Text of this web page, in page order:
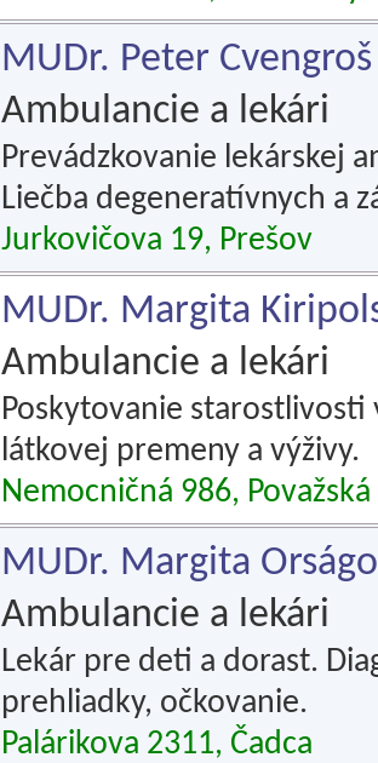
MUDr. Peter Cvengroš
Ambulancie a lekári
Prevádzkovanie lekárskej
Liečba degeneratívnych a
Jurkovičova 19, Prešov
MUDr. Margita
Ambulancie a lekári
Poskytovanie
látkovej premeny a výživy.
Nemocničná 986,
MUDr. Margita
Ambulancie a lekári
Lekár pre deti a dorast.
prehliadky, očkovanie.
Palárikova 2311, Čadca